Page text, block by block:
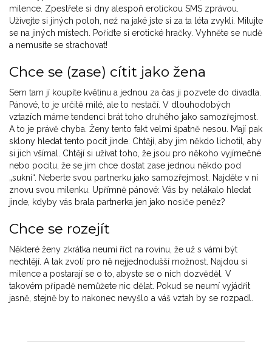
milence. Zpestřete si dny alespoň erotickou SMS zprávou.
Užívejte si jiných poloh, než na jaké jste si za ta léta zvykli. Milujte
se na jiných místech. Pořiďte si erotické hračky. Vyhněte se nudě
a nemusíte se strachovat!
Chce se (zase) cítit jako žena
Sem tam jí koupíte květinu a jednou za čas ji pozvete do divadla.
Pánové, to je určitě milé, ale to nestačí. V dlouhodobých
vztazích máme tendenci brát toho druhého jako samozřejmost.
A to je právě chyba. Ženy tento fakt velmi špatně nesou. Mají pak
sklony hledat tento pocit jinde. Chtějí, aby jim někdo lichotil, aby
si jich všímal. Chtějí si užívat toho, že jsou pro někoho vyjímečné
nebo pocitu, že se jim chce dostat zase jednou někdo pod
„sukni“. Neberte svou partnerku jako samozřejmost. Najděte v ní
znovu svou milenku. Upřímně pánové: Vás by nelákalo hledat
jinde, kdyby vás brala partnerka jen jako nosiče peněz?
Chce se rozejít
Některé ženy zkrátka neumí říct na rovinu, že už s vámi být
nechtějí. A tak zvolí pro ně nejjednodušší možnost. Najdou si
milence a postarají se o to, abyste se o nich dozvěděl. V
takovém případě nemůžete nic dělat. Pokud se neumí vyjádřit
jasně, stejně by to nakonec nevyšlo a váš vztah by se rozpadl.